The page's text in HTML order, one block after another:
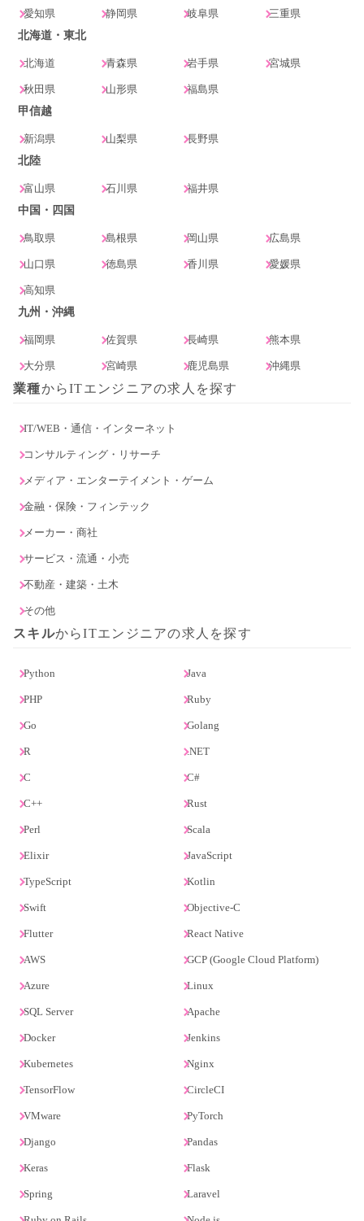
愛知県 静岡県 岐阜県
三重県
北海道・東北
北海道 青森県 岩手県 宮城県
秋田県 山形県
福島県
甲信越
新潟県 山梨県
長野県
北陸
富山県 石川県
福井県
中国・四国
鳥取県 島根県 岡山県 広島県
山口県 徳島県 香川県 愛媛県
高知県
九州・沖縄
福岡県 佐賀県 長崎県 熊本県
大分県 宮崎県 鹿児島県 沖縄県
業種からITエンジニアの求人を探す
IT/WEB・通信・インターネット
コンサルティング・リサーチ
メディア・エンターテイメント・ゲーム
金融・保険・フィンテック
メーカー・商社
サービス・流通・小売
不動産・建築・土木
その他
スキルからITエンジニアの求人を探す
Python Java
PHP Ruby
Go Golang
R .NET
C C#
C++ Rust
Perl Scala
Elixir JavaScript
TypeScript Kotlin
Swift Objective-C
Flutter React Native
AWS GCP (Google Cloud Platform)
Azure Linux
SQL Server Apache
Docker Jenkins
Kubernetes Nginx
TensorFlow CircleCI
VMware PyTorch
Django Pandas
Keras Flask
Spring Laravel